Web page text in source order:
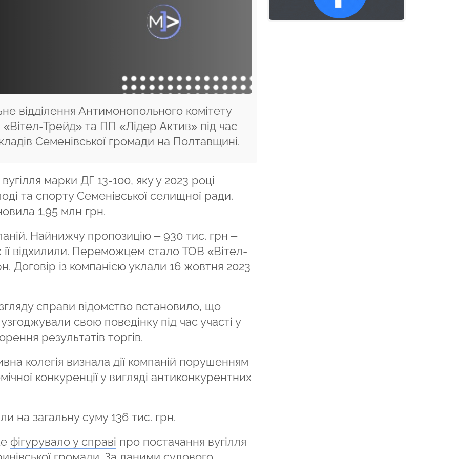
відділення Антимонопольного комітету
Трейд» та ПП «Лідер Актив» під час
Семенівської громади на Полтавщині.
марки ДГ 13-100, яку у 2023 році
та спорту Семенівської селищної ради.
1,95 млн грн.
Найнижчу пропозицію – 930 тис. грн –
відхилили. Переможцем стало ТОВ «Вітел-
Договір із компанією уклали 16 жовтня 2023
справи відомство встановило, що
свою поведінку під час участі у
результатів торгів.
колегія визнала дії компаній порушенням
конкуренції у вигляді антиконкурентних
на загальну суму 136 тис. грн.
фігурувало у справі про постачання вугілля